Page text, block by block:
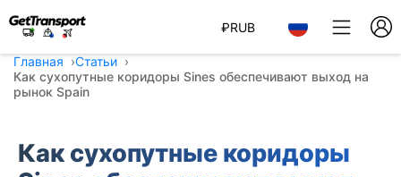
₽RUB
Главная
Статьи
Как сухопутные коридоры Sines обеспечивают выход на
рынок Spain
Как сухопутные коридоры